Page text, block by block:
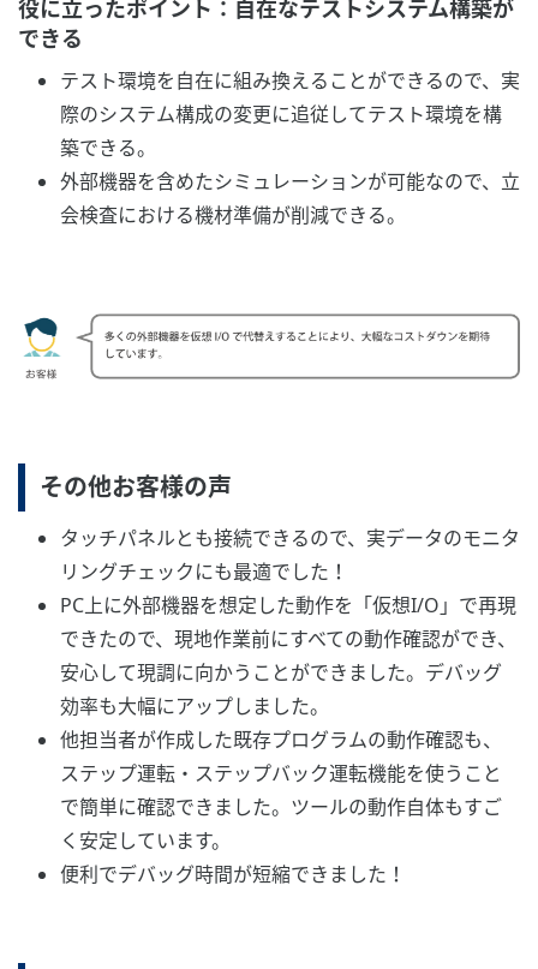
役に立ったポイント：自在なテストシステム構築が
できる
テスト環境を自在に組み換えることができるので、実
際のシステム構成の変更に追従してテスト環境を構
築できる。
外部機器を含めたシミュレーションが可能なので、立
会検査における機材準備が削減できる。
その他お客様の声
タッチパネルとも接続できるので、実データのモニタ
リングチェックにも最適でした！
PC上に外部機器を想定した動作を「仮想I/O」で再現
できたので、現地作業前にすべての動作確認ができ、
安心して現調に向かうことができました。デバッグ
効率も大幅にアップしました。
他担当者が作成した既存プログラムの動作確認も、
ステップ運転・ステップバック運転機能を使うこと
で簡単に確認できました。ツールの動作自体もすご
く安定しています。
便利でデバッグ時間が短縮できました！